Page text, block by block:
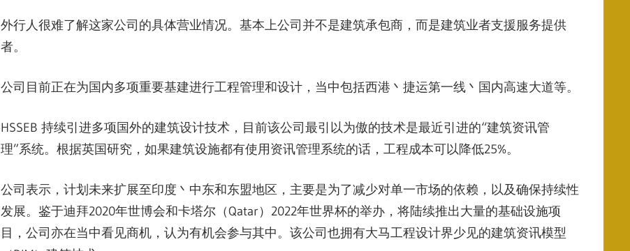
外行人很难了解这家公司的具体营业情况。基本上公司并不是建筑承包商，而是建筑业者支援服务提供
者。
公司目前正在为国内多项重要基建进行工程管理和设计，当中包括西港丶捷运第一线丶国内高速大道等。
HSSEB 持续引进多项国外的建筑设计技术，目前该公司最引以为傲的技术是最近引进的“建筑资讯管
理”系统。根据英国研究，如果建筑设施都有使用资讯管理系统的话，工程成本可以降低25%。
公司表示，计划未来扩展至印度丶中东和东盟地区，主要是为了减少对单一市场的依赖，以及确保持续性
发展。鉴于迪拜2020年世博会和卡塔尔（Qatar）2022年世界杯的举办，将陆续推出大量的基础设施项
目，公司亦在当中看见商机，认为有机会参与其中。该公司也拥有大马工程设计界少见的建筑资讯模型